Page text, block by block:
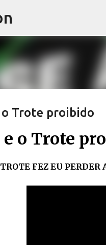
o Trote proibido
e o Trote
FEZ EU